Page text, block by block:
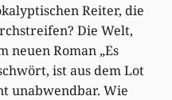
Reiter, die
Die Welt,
neuen Roman „Es
ist aus dem Lot
unabwendbar. Wie